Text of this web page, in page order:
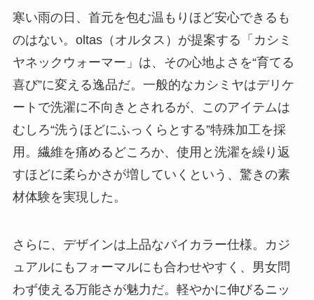
寒い雨の日、首元を包む温もりほど安心できるも
のはない。oltas（オルタス）が提案する「カシミ
ヤネックウォーマー」は、その心地よさを“育てる
喜び”に変える逸品だ。一般的なカシミヤはデリケ
ートで洗濯に不向きとされるが、このアイテムは
むしろ“洗うほどにふっくらとする”特殊加工を採
用。繊維を痛めるどころか、使用と洗濯を繰り返
すほどに柔らかさが増していくという、驚きの素
材体験を実現した。
さらに、デザインは上品なバイカラー仕様。カジ
ュアルにもフォーマルにも合わせやすく、男女問
わず使える万能さが魅力だ。軽やかに伸びるニッ